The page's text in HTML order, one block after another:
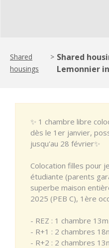
Shared
housings
> Shared
Lemonnier
✨ 1 chambre libre
dès le 1er janvier,
jusqu'au 28 février✨
Colocation filles pour
étudiante (parents
superbe maison
2025 (PEB C), 1ère
- REZ : 1 chambre
- R+1 : 2 chambres
- R+2 : 2 chambres